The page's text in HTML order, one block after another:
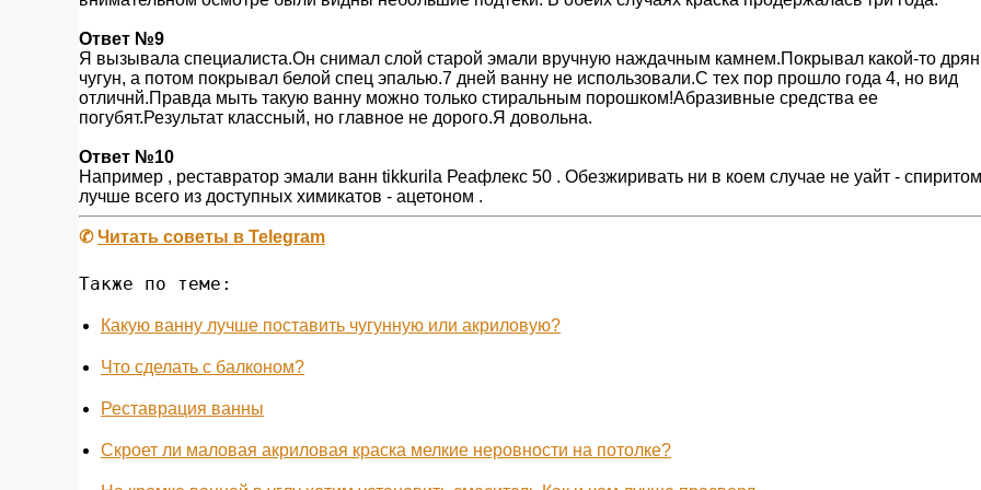
Ответ №9
Я вызывала специалиста.Он снимал слой старой эмали вручную наждачным камнем.Покрывал какой-то
чугун, а потом покрывал белой спец эпалью.7 дней ванну не использовали.С тех пор прошло года 4, но вид
отличнй.Правда мыть такую ванну можно только стиральным порошком!Абразивные средства ее
погубят.Результат классный, но главное не дорого.Я довольна.
Ответ №10
Например , реставратор эмали ванн tikkurila Реафлекс 50 . Обезжиривать ни в коем случае не уайт -
лучше всего из доступных химикатов - ацетоном .
✆Читать советы в Telegram
Также по теме:
Какую ванну лучше поставить чугунную или акриловую?
Что сделать с балконом?
Реставрация ванны
Скроет ли маловая акриловая краска мелкие неровности на потолке?